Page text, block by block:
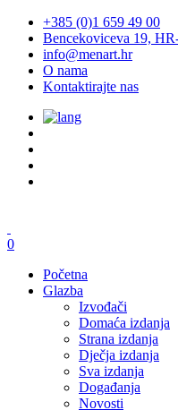
+385 (0)1 659 49 00
Bencekoviceva 19,
info@menart.hr
O nama
Kontaktirajte nas
0
Početna
Glazba
Izvođači
Domaća izdanja
Strana izdanja
Dječja izdanja
Sva izdanja
Događanja
Novosti